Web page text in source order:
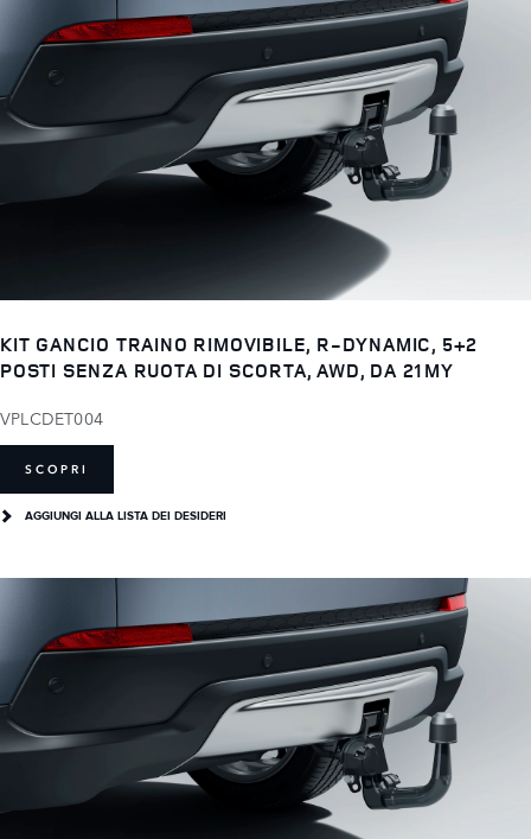
KIT GANCIO TRAINO RIMOVIBILE, R-DYNAMIC, 5+2
POSTI SENZA RUOTA DI SCORTA, AWD, DA 21MY
VPLCDET004
SCOPRI
AGGIUNGI ALLA LISTA DEI DESIDERI